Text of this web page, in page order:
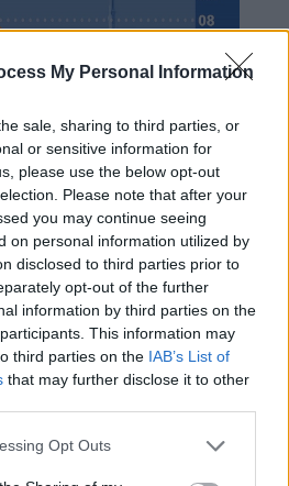
My Personal Information
sale, sharing to third parties, or
or sensitive information for
please use the below opt-out
Please note that after your
you may continue seeing
on personal information utilized by
disclosed to third parties prior to
opt-out of the further
information by third parties on the
This information may
third parties on the IAB’s List of
that may further disclose it to other
Opt Outs
на
предприятия през
PreviousPrevious